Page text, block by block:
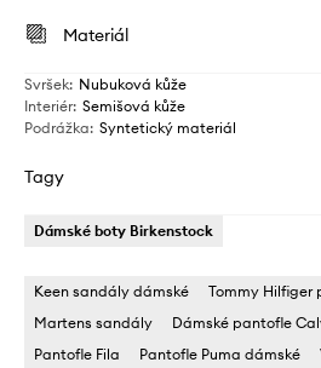
Materiál
Svršek: Nubuková kůže
Interiér: Semišová kůže
Podrážka: Syntetický materiál
Tagy
Dámské boty Birkenstock
Keen sandály dámské
Tommy Hilfiger
Martens sandály
Dámské pantofle
Pantofle Fila
Pantofle Puma dámské